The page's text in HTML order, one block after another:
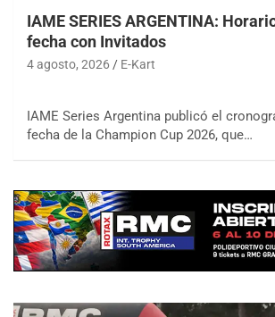
IAME SERIES ARGENTINA:
fecha con Invitados
4 agosto, 2026 E-Kart
IAME Series Argentina publicó el
fecha de la Champion Cup 2026, que…